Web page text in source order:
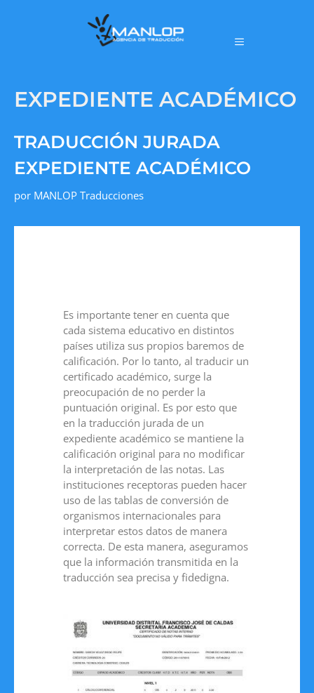
EXPEDIENTE ACADÉMICO
TRADUCCIÓN JURADA
EXPEDIENTE ACADÉMICO
por MANLOP Traducciones
Es importante tener en cuenta que
cada sistema educativo en distintos
países utiliza sus propios baremos de
calificación. Por lo tanto, al traducir un
certificado académico, surge la
preocupación de no perder la
puntuación original. Es por esto que
en la traducción jurada de un
expediente académico se mantiene la
calificación original para no modificar
la interpretación de las notas. Las
instituciones receptoras pueden hacer
uso de las tablas de conversión de
organismos internacionales para
interpretar estos datos de manera
correcta. De esta manera, aseguramos
que la información transmitida en la
traducción sea precisa y fidedigna.